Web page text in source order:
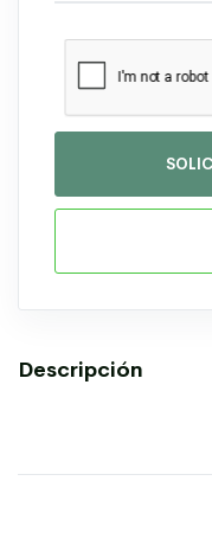
Descripción